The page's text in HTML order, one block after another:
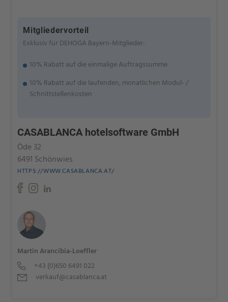
Mitgliedervorteil
Exklusiv für DEHOGA Bayern-Mitglieder:
10% Rabatt auf die einmalige Auftragssumme
10% Rabatt auf die laufenden, monatlichen Modul- /
Schnittstellenkosten
CASABLANCA hotelsoftware GmbH
Öde 32
6491 Schönwies
HTTPS://WWW.CASABLANCA.AT/
Martin Arancibia-Loeffler
+43 (0)650 6491 022
verkauf@casablanca.at